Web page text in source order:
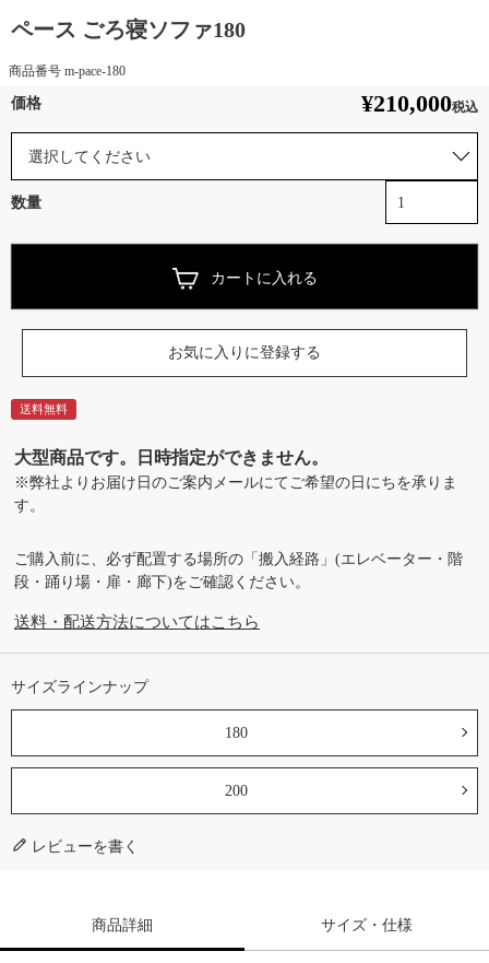
ペース ごろ寝ソファ180
商品番号 m-pace-180
¥210,000税込
カートに入れる
お気に入りに登録する
送料無料
大型商品です。日時指定ができません。
※弊社よりお届け日のご案内メールにてご希望の日にちを承りま
す。
ご購入前に、必ず配置する場所の「搬入経路」(エレベーター・階
段・踊り場・扉・廊下)をご確認ください。
送料・配送方法についてはこちら
サイズラインナップ
180
200
レビューを書く
商品詳細 サイズ・仕様